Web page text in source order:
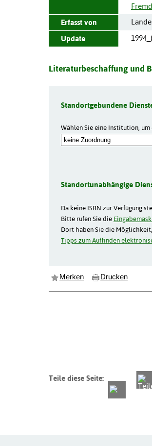
Erfasst von
Update
Literaturbeschaffung und
Standortgebundene
Wählen Sie eine Institution,
Standortunabhängige
Da keine ISBN zur Verfügung
Bitte rufen Sie die
Dort haben Sie die
Tipps zum Auffinden
Merken Drucken
Teile diese Seite: